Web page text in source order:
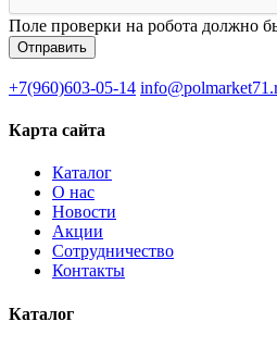
Поле проверки на робота должно
+7(960)603-05-14
Карта сайта
Каталог
О нас
Новости
Акции
Сотрудничество
Контакты
Каталог